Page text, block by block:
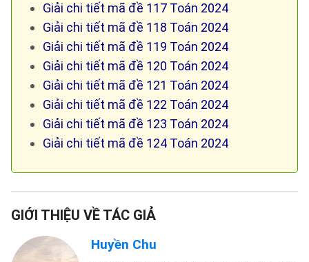
Giải chi tiết mã đề 117 Toán 2024
Giải chi tiết mã đề 118 Toán 2024
Giải chi tiết mã đề 119 Toán 2024
Giải chi tiết mã đề 120 Toán 2024
Giải chi tiết mã đề 121 Toán 2024
Giải chi tiết mã đề 122 Toán 2024
Giải chi tiết mã đề 123 Toán 2024
Giải chi tiết mã đề 124 Toán 2024
GIỚI THIỆU VỀ TÁC GIẢ
Huyền Chu